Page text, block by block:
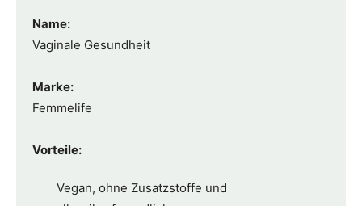
Name:
Vaginale Gesundheit
Marke:
Femmelife
Vorteile:
Vegan, ohne Zusatzstoffe und